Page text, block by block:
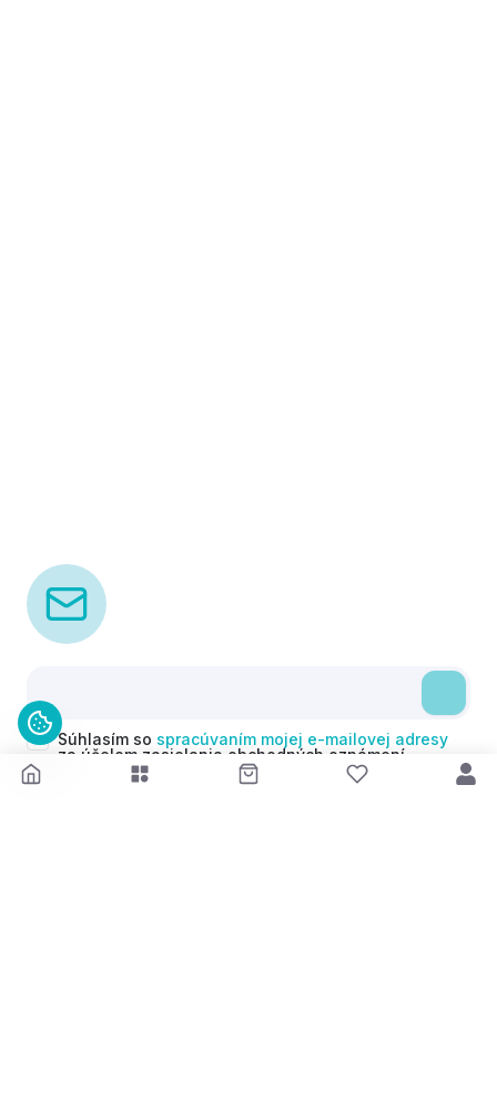
Súhlasím so spracúvaním mojej e-mailovej adresy
za účelom zasielania obchodných oznámení
(newsletterov) v súlade s čl. 6 ods. 1 písm. a)
Nariadenia GDPR. Svoj súhlas môžem kedykoľvek